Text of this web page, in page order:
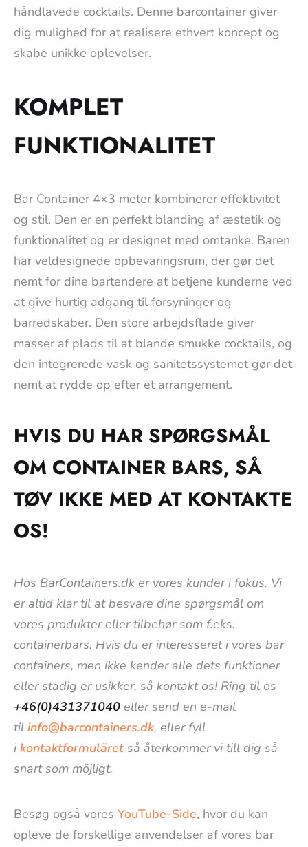
håndlavede cocktails. Denne barcontainer giver
dig mulighed for at realisere ethvert koncept og
skabe unikke oplevelser.
KOMPLET
FUNKTIONALITET
Bar Container 4×3 meter kombinerer effektivitet
og stil. Den er en perfekt blanding af æstetik og
funktionalitet og er designet med omtanke. Baren
har veldesignede opbevaringsrum, der gør det
nemt for dine bartendere at betjene kunderne ved
at give hurtig adgang til forsyninger og
barredskaber. Den store arbejdsflade giver
masser af plads til at blande smukke cocktails, og
den integrerede vask og sanitetssystemet gør det
nemt at rydde op efter et arrangement.
HVIS DU HAR SPØRGSMÅL
OM CONTAINER BARS, SÅ
TØV IKKE MED AT KONTAKTE
OS!
Hos BarContainers.dk er vores kunder i fokus. Vi
er altid klar til at besvare dine spørgsmål om
vores produkter eller tilbehør som f.eks.
containerbars. Hvis du er interesseret i vores bar
containers, men ikke kender alle dets funktioner
eller stadig er usikker, så kontakt os! Ring til os
+46(0)431371040 eller send en e-mail
til info@barcontainers.dk, eller fyll
i kontaktformuläret så återkommer vi till dig så
snart som möjligt.
Besøg også vores YouTube-Side, hvor du kan
opleve de forskellige anvendelser af vores bar